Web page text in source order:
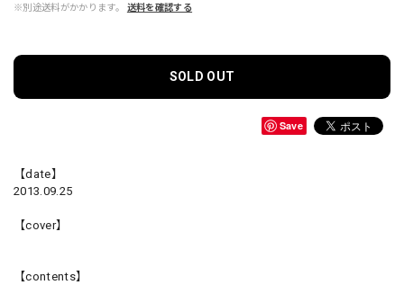
※別途送料がかかります。 送料を確認する
SOLD OUT
Save
【date】
2013.09.25
【cover】
【contents】